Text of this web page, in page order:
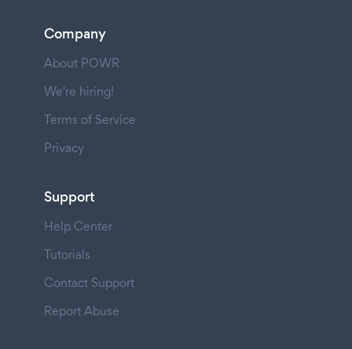
Company
About POWR
We're hiring!
Terms of Service
Privacy
Support
Help Center
Tutorials
Contact Support
Report Abuse